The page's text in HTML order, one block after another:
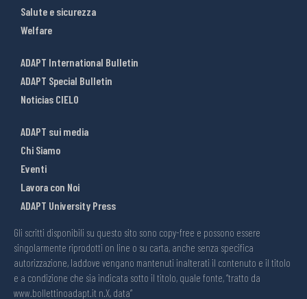
Salute e sicurezza
Welfare
ADAPT International Bulletin
ADAPT Special Bulletin
Noticias CIELO
ADAPT sui media
Chi Siamo
Eventi
Lavora con Noi
ADAPT University Press
Gli scritti disponibili su questo sito sono copy-free e possono essere
singolarmente riprodotti on line o su carta, anche senza specifica
autorizzazione, laddove vengano mantenuti inalterati il contenuto e il titolo
e a condizione che sia indicata sotto il titolo, quale fonte, “tratto da
www.bollettinoadapt.it n.X, data“